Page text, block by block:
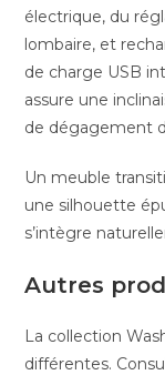
électrique, du
lombaire, et
de charge USB
assure une
de dégagement
Un meuble
une silhouette
s’intègre
Autres
La collection
différentes.